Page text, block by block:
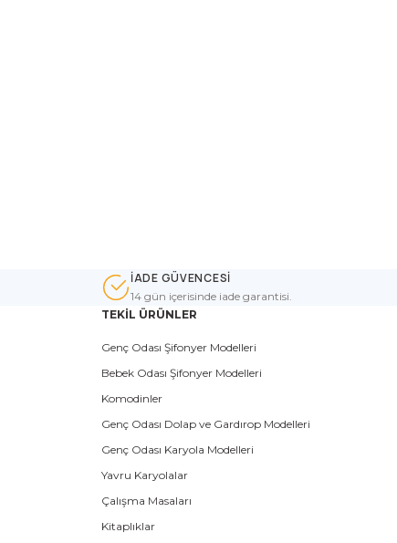
İADE GÜVENCESİ
14 gün içerisinde iade garantisi.
TEKİL ÜRÜNLER
Genç Odası Şifonyer Modelleri
Bebek Odası Şifonyer Modelleri
Komodinler
Genç Odası Dolap ve Gardırop Modelleri
Genç Odası Karyola Modelleri
Yavru Karyolalar
Çalışma Masaları
Kitaplıklar